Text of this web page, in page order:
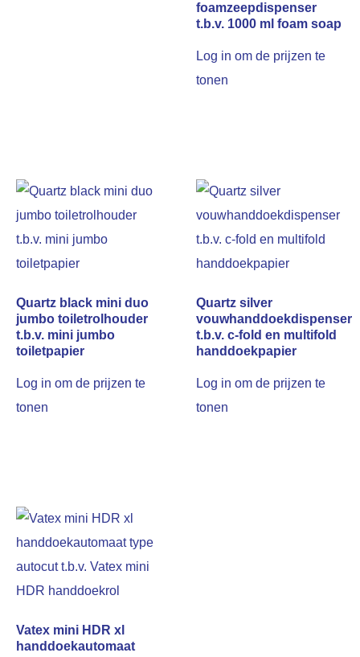
foamzeepdispenser
t.b.v. 1000 ml foam soap
Log in om de prijzen te
tonen
Quartz black mini duo
jumbo toiletrolhouder
t.b.v. mini jumbo
toiletpapier
Log in om de prijzen te
tonen
Quartz silver
vouwhanddoekdispenser
t.b.v. c-fold en multifold
handdoekpapier
Log in om de prijzen te
tonen
Vatex mini HDR xl
handdoekautomaat